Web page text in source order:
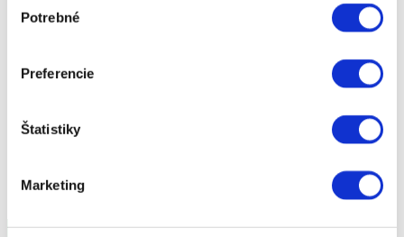
súhlasu
Potrebné
Preferencie
Štatistiky
Marketing
Vďaka širokému výberu materiálov, farieb a
povrchových úprav dokážeme prispôsobiť
alebo štruktúrované varianty, ktoré opticky
aby váš interiér získal dokonalý vzhľad a